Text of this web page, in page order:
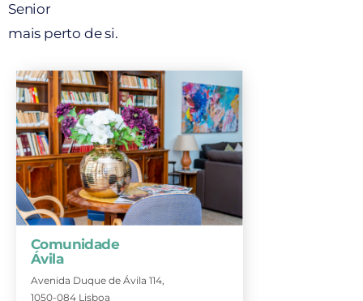
Senior
mais perto de si.
Comunidade
Ávila
Avenida Duque de Ávila 114,
1050-084 Lisboa